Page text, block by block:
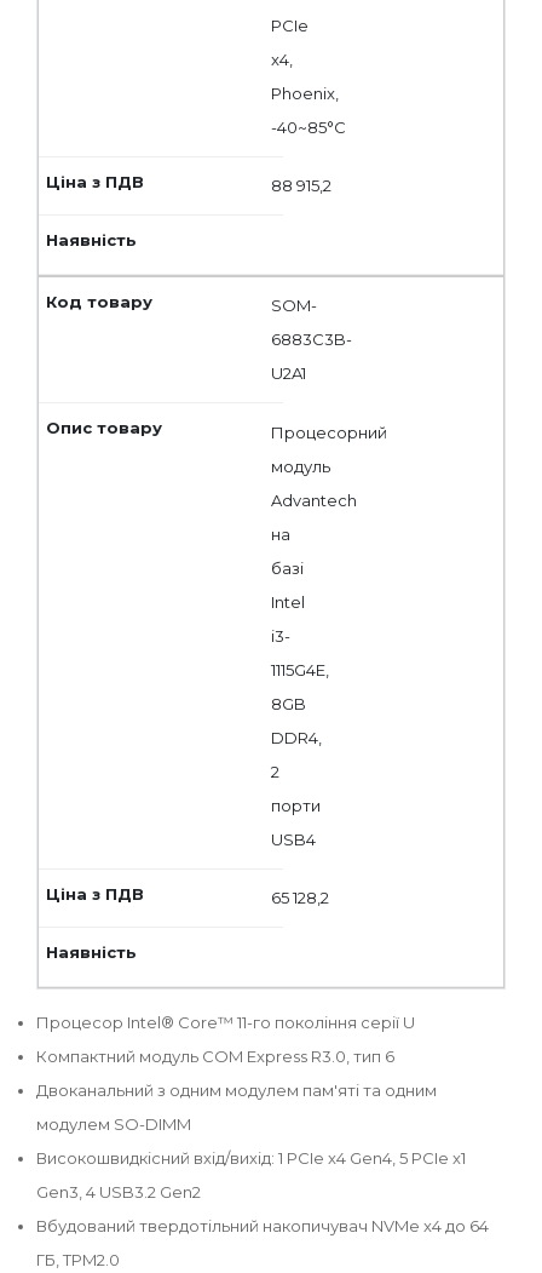
PCIe
x4,
Phoenix,
-40~85°C
88 915,2
SOM-
6883C3B-
U2A1
Процесорний
модуль
Advantech
на
базі
Intel
i3-
1115G4E,
8GB
DDR4,
2
порти
USB4
65 128,2
Процесор Intel® Core™ 11-го покоління серії U
Компактний модуль COM Express R3.0, тип 6
Двоканальний з одним модулем пам'яті та одним
модулем SO-DIMM
Високошвидкісний вхід/вихід: 1 PCIe x4 Gen4, 5 PCIe x1
Gen3, 4 USB3.2 Gen2
Вбудований твердотільний накопичувач NVMe x4 до 64
ГБ, TPM2.0